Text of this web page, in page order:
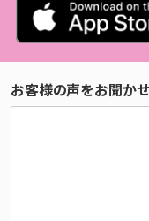
お客様の声をお聞か